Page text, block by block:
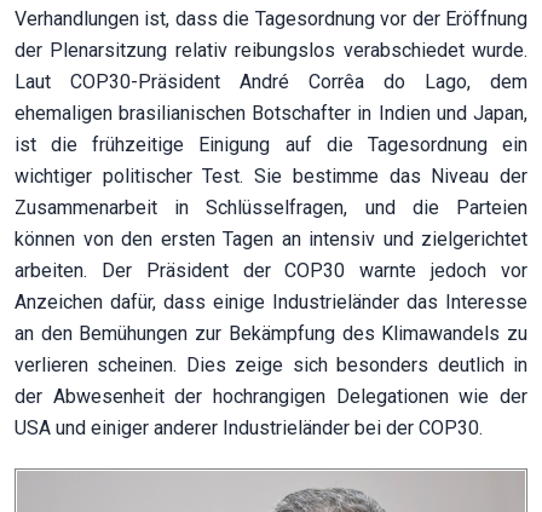
Verhandlungen ist, dass die Tagesordnung vor der Eröffnung
der Plenarsitzung relativ reibungslos verabschiedet wurde.
Laut COP30-Präsident André Corrêa do Lago, dem
ehemaligen brasilianischen Botschafter in Indien und Japan,
ist die frühzeitige Einigung auf die Tagesordnung ein
wichtiger politischer Test. Sie bestimme das Niveau der
Zusammenarbeit in Schlüsselfragen, und die Parteien
können von den ersten Tagen an intensiv und zielgerichtet
arbeiten. Der Präsident der COP30 warnte jedoch vor
Anzeichen dafür, dass einige Industrieländer das Interesse
an den Bemühungen zur Bekämpfung des Klimawandels zu
verlieren scheinen. Dies zeige sich besonders deutlich in
der Abwesenheit der hochrangigen Delegationen wie der
USA und einiger anderer Industrieländer bei der COP30.